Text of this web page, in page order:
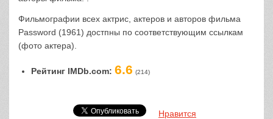
Фильмографии всех актрис, актеров и авторов фильма
Password (1961) достпны по соответствующим ссылкам
(фото актера).
Рейтинг IMDb.com: 6.6 (214)
Нравится